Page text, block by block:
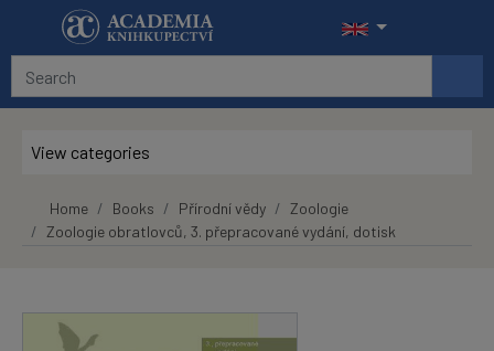
Skip to main content
View categories
Home Books Přírodní vědy
Zoologie
Zoologie obratlovců, 3. přepracované vydání, dotisk